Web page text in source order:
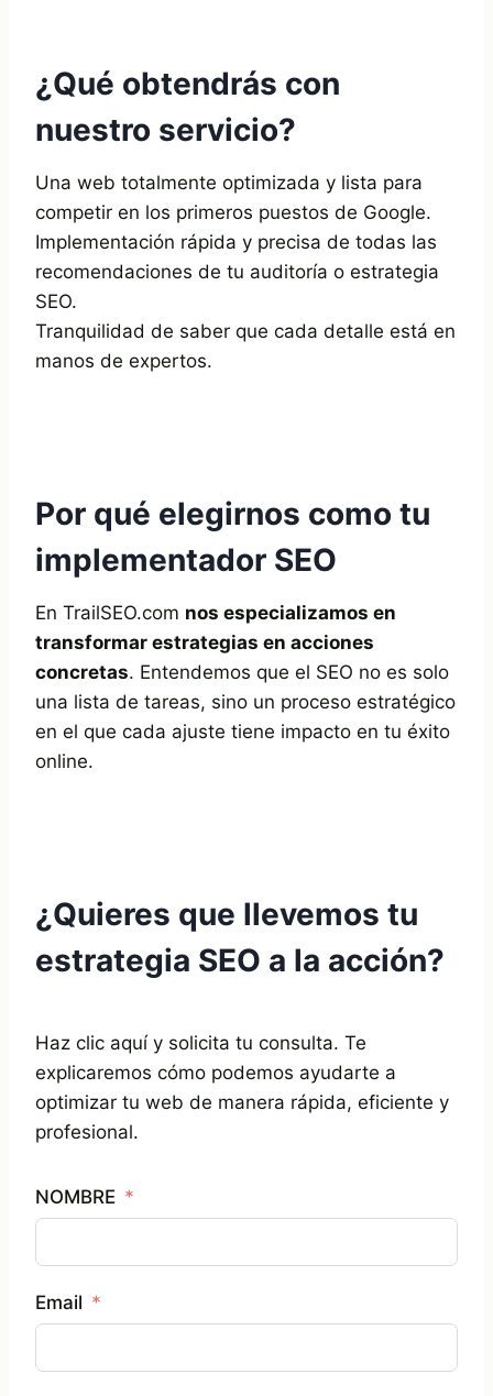
¿Qué obtendrás con
nuestro servicio?
Una web totalmente optimizada y lista para
competir en los primeros puestos de Google.
Implementación rápida y precisa de todas las
recomendaciones de tu auditoría o estrategia
SEO.
Tranquilidad de saber que cada detalle está en
manos de expertos.
Por qué elegirnos como tu
implementador SEO
En TrailSEO.com nos especializamos en
transformar estrategias en acciones
concretas. Entendemos que el SEO no es solo
una lista de tareas, sino un proceso estratégico
en el que cada ajuste tiene impacto en tu éxito
online.
¿Quieres que llevemos tu
estrategia SEO a la acción?
Haz clic aquí y solicita tu consulta. Te
explicaremos cómo podemos ayudarte a
optimizar tu web de manera rápida, eficiente y
profesional.
NOMBRE
Email